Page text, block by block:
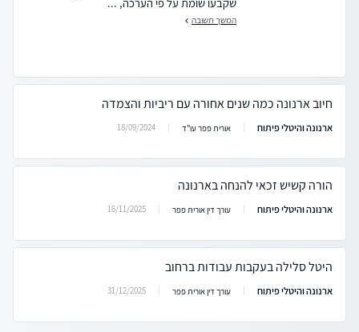
המשך תשובה
חיוב ארנונה כמה שנים אחורה עם ריביות והצמדה
ארנונה והיטלי פיתוח אורית פפר עו"ד 18/09/2024
הורה קשיש זכאי להנחה בארנונה
ארנונה והיטלי פיתוח עורך דין אורית פפר 16/11/2025
היטל סלילה בעקבות עבודות ברחוב
ארנונה והיטלי פיתוח עורך דין אורית פפר 31/12/2025